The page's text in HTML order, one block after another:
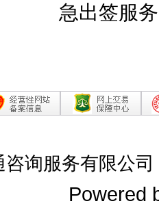
急出签服
咨询服务有限公
Powered